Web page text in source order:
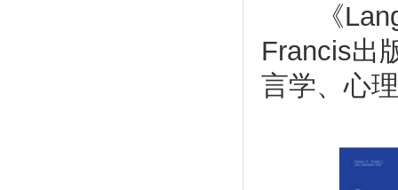
《
Francis出
言学、心